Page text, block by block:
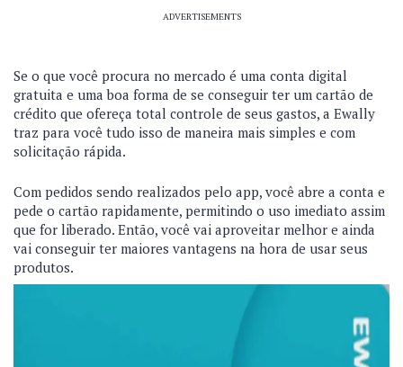
ADVERTISEMENTS
Se o que você procura no mercado é uma conta digital
gratuita e uma boa forma de se conseguir ter um cartão de
crédito que ofereça total controle de seus gastos, a Ewally
traz para você tudo isso de maneira mais simples e com
solicitação rápida.
Com pedidos sendo realizados pelo app, você abre a conta e
pede o cartão rapidamente, permitindo o uso imediato assim
que for liberado. Então, você vai aproveitar melhor e ainda
vai conseguir ter maiores vantagens na hora de usar seus
produtos.